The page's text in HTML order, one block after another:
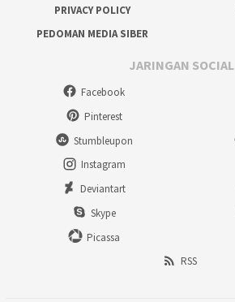
PRIVACY POLICY
PEDOMAN MEDIA SIBER
JARINGAN SOCIAL
Facebook
Pinterest
Stumbleupon
Instagram
Deviantart
Skype
Picassa
RSS